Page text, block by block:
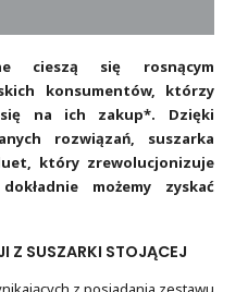
cieszą się rosnącym
konsumentów, którzy
na ich zakup*. Dzięki
rozwiązań, suszarka
który zrewolucjonizuje
możemy zyskać
Z SUSZARKI STOJĄCEJ